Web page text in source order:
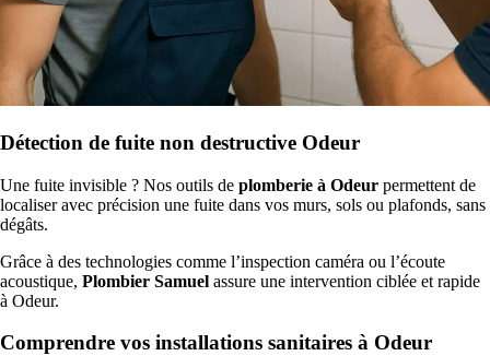
Détection de fuite non destructive Odeur
Une fuite invisible ? Nos outils de plomberie à Odeur permettent de
localiser avec précision une fuite dans vos murs, sols ou plafonds, sans
dégâts.
Grâce à des technologies comme l’inspection caméra ou l’écoute
acoustique, Plombier Samuel assure une intervention ciblée et rapide
à Odeur.
Comprendre vos installations sanitaires à Odeur